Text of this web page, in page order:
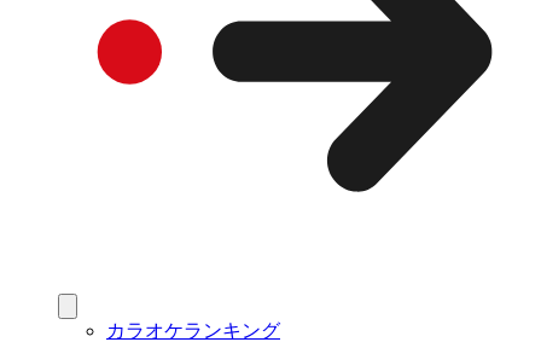
カラオケランキング